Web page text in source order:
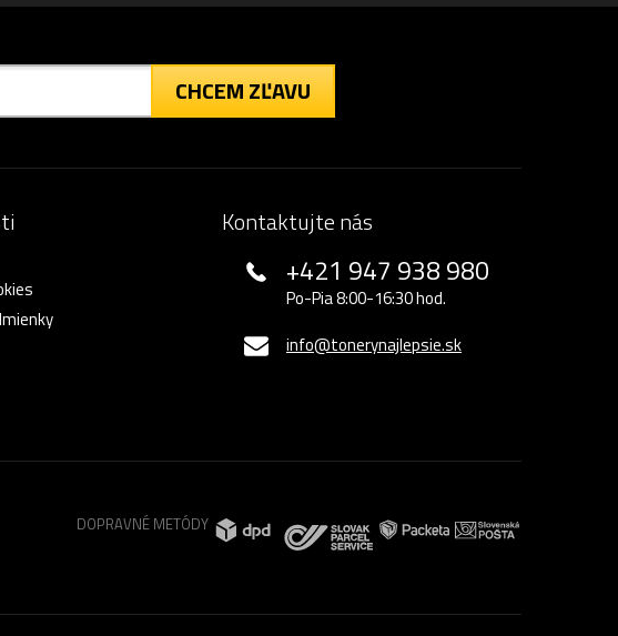
CHCEM ZĽAVU
Kontaktujte nás
+421 947 938 980
Po-Pia 8:00-16:30 hod.
info@tonerynajlepsie.sk
DOPRAVNÉ METÓDY